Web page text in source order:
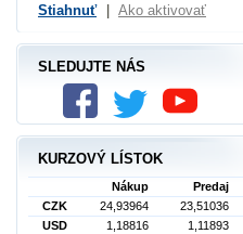
Stiahnuť Ako aktivovať
SLEDUJTE NÁS
KURZOVÝ LÍSTOK
Nákup
Predaj
CZK
24,93964
23,51036
USD
1,18816
1,11893